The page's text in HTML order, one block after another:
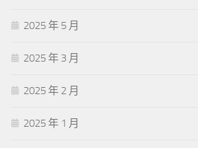
2025 年 5 月
2025 年 3 月
2025 年 2 月
2025 年 1 月